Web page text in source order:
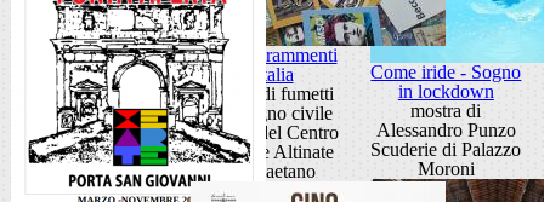
Come iride - Sogno
in lockdown
mostra di
Alessandro Punzo
Scuderie di Palazzo
Moroni
Mostra Frammenti
d’Italia
20 anni di fumetti
di impegno civile
Ballatoi del Centro
Culturale Altinate
San Gaetano